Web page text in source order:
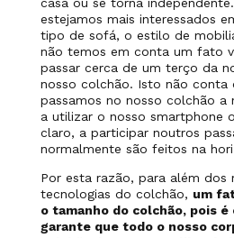
casa ou se torna
estejamos mais interessados
tipo de sofá, o estilo de
não temos em conta um fato
passar cerca de um terço da
nosso colchão. Isto não conta
passamos no nosso colchão a
a utilizar o nosso smartphone
claro, a participar noutros
normalmente são feitos na
Por esta razão, para além dos
tecnologias do colchão, um
o tamanho do colchão, pois
garante que todo o nosso